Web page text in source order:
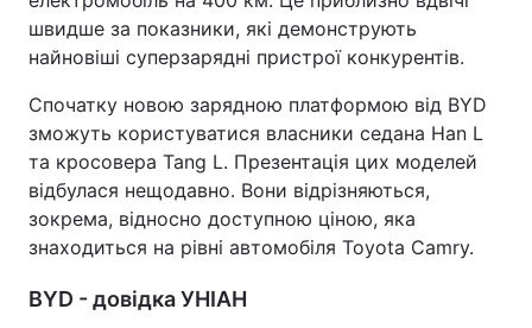
швидше за показники, які демонструють
найновіші суперзарядні пристрої конкурентів.
Спочатку новою зарядною платформою від BYD
зможуть користуватися власники седана Han L
та кросовера Tang L. Презентація цих моделей
відбулася нещодавно. Вони відрізняються,
зокрема, відносно доступною ціною, яка
знаходиться на рівні автомобіля Toyota Camry.
BYD - довідка УНІАН